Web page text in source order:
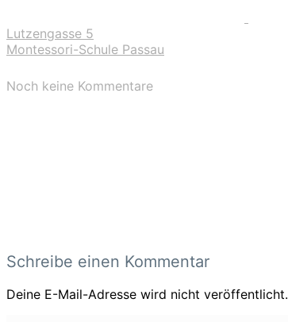
Lutzengasse 5
Montessori-Schule Passau
Noch keine Kommentare
Schreibe einen Kommentar
Deine E-Mail-Adresse wird nicht veröffentlicht.